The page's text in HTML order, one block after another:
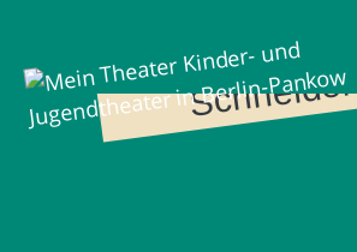
D
er
b
efl
ü
g
elt
e
Sc
h
n
ei
d
er